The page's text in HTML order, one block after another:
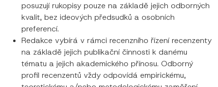
posuzují rukopisy pouze na základě jejich odborných
kvalit, bez ideových předsudků a osobních
preferencí.
Redakce vybírá v rámci recenzního řízení recenzenty
na základě jejich publikační činnosti k danému
tématu a jejich akademického přínosu. Odborný
profil recenzentů vždy odpovídá empirickému,